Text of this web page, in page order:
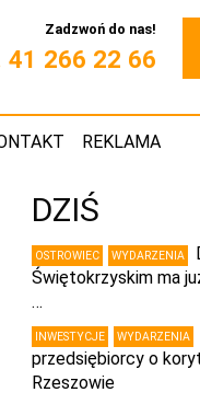
Zadzwoń do nas!
41 266 22 66
REKLAMA
DZIŚ
OSTROWIEC WYDARZENIA
Świętokrzyskim ma
…
INWESTYCJE WYDARZENIA
przedsiębiorcy o
Rzeszowie